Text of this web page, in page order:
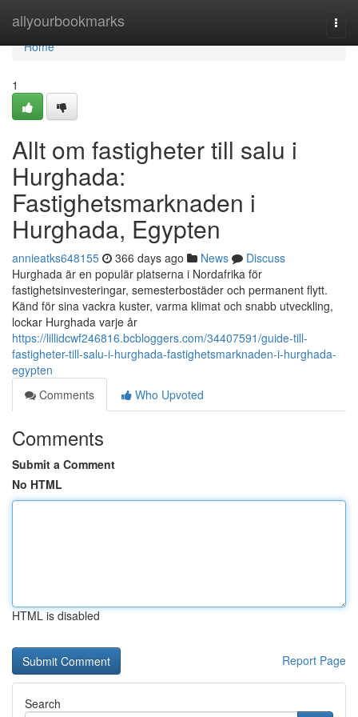
allyourbookmarks
Home
Home
1
Allt om fastigheter till salu i
Hurghada:
Fastighetsmarknaden i
Hurghada, Egypten
annieatks648155 366 days ago News
Discuss
Hurghada är en populär platserna i Nordafrika för
fastighetsinvesteringar, semesterbostäder och permanent flytt.
Känd för sina vackra kuster, varma klimat och snabb utveckling,
lockar Hurghada varje år
https://lillidcwf246816.bcbloggers.com/34407591/guide-till-
fastigheter-till-salu-i-hurghada-fastighetsmarknaden-i-hurghada-
egypten
Comments
Who Upvoted
Comments
Submit a Comment
No HTML
HTML is disabled
Report Page
Search